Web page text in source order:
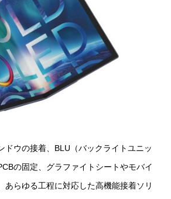
ドウの接着、BLU（バックライトユニッ
の固定、グラファイトシートやモバイ
あらゆる工程に対応した高機能接着ソリ